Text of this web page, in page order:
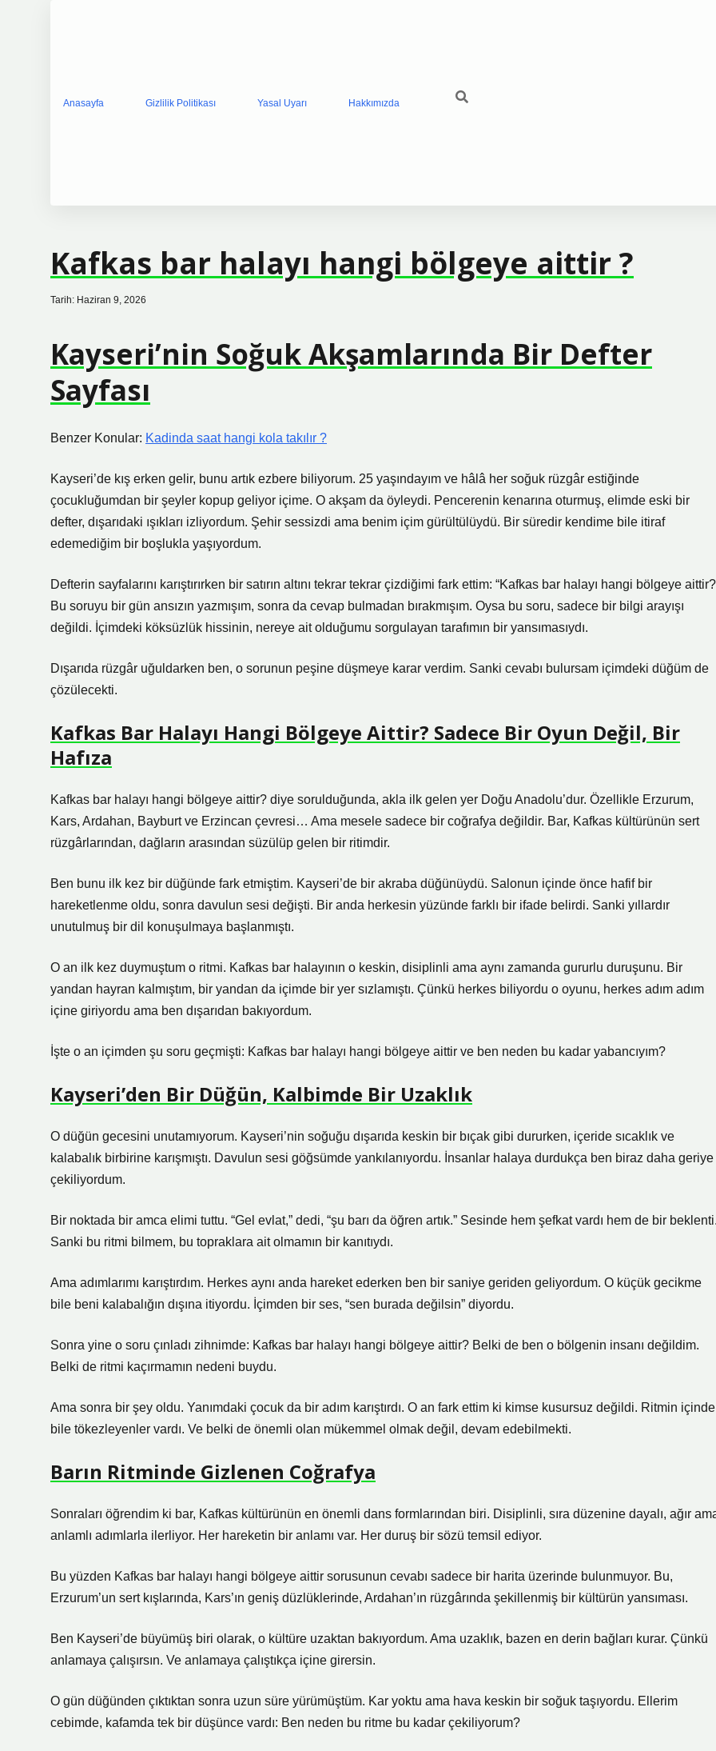
Anasayfa Gizlilik Politikası Yasal Uyarı Hakkımızda
Kafkas bar halayı hangi bölgeye aittir ?
Tarih: Haziran 9, 2026
Kayseri’nin Soğuk Akşamlarında Bir Defter
Sayfası
Benzer Konular: Kadinda saat hangi kola takılır ?
Kayseri’de kış erken gelir, bunu artık ezbere biliyorum. 25 yaşındayım ve hâlâ her soğuk rüzgâr estiğinde
çocukluğumdan bir şeyler kopup geliyor içime. O akşam da öyleydi. Pencerenin kenarına oturmuş, elimde eski bir
defter, dışarıdaki ışıkları izliyordum. Şehir sessizdi ama benim içim gürültülüydü. Bir süredir kendime bile itiraf
edemediğim bir boşlukla yaşıyordum.
Defterin sayfalarını karıştırırken bir satırın altını tekrar tekrar çizdiğimi fark ettim: “Kafkas bar halayı hangi bölgeye
Bu soruyu bir gün ansızın yazmışım, sonra da cevap bulmadan bırakmışım. Oysa bu soru, sadece bir bilgi arayışı
değildi. İçimdeki köksüzlük hissinin, nereye ait olduğumu sorgulayan tarafımın bir yansımasıydı.
Dışarıda rüzgâr uğuldarken ben, o sorunun peşine düşmeye karar verdim. Sanki cevabı bulursam içimdeki düğüm de
çözülecekti.
Kafkas Bar Halayı Hangi Bölgeye Aittir? Sadece Bir Oyun Değil, Bir
Hafıza
Kafkas bar halayı hangi bölgeye aittir? diye sorulduğunda, akla ilk gelen yer Doğu Anadolu’dur. Özellikle Erzurum,
Kars, Ardahan, Bayburt ve Erzincan çevresi… Ama mesele sadece bir coğrafya değildir. Bar, Kafkas kültürünün sert
rüzgârlarından, dağların arasından süzülüp gelen bir ritimdir.
Ben bunu ilk kez bir düğünde fark etmiştim. Kayseri’de bir akraba düğünüydü. Salonun içinde önce hafif bir
hareketlenme oldu, sonra davulun sesi değişti. Bir anda herkesin yüzünde farklı bir ifade belirdi. Sanki yıllardır
unutulmuş bir dil konuşulmaya başlanmıştı.
O an ilk kez duymuştum o ritmi. Kafkas bar halayının o keskin, disiplinli ama aynı zamanda gururlu duruşunu. Bir
yandan hayran kalmıştım, bir yandan da içimde bir yer sızlamıştı. Çünkü herkes biliyordu o oyunu, herkes adım adım
içine giriyordu ama ben dışarıdan bakıyordum.
İşte o an içimden şu soru geçmişti: Kafkas bar halayı hangi bölgeye aittir ve ben neden bu kadar yabancıyım?
Kayseri’den Bir Düğün, Kalbimde Bir Uzaklık
O düğün gecesini unutamıyorum. Kayseri’nin soğuğu dışarıda keskin bir bıçak gibi dururken, içeride sıcaklık ve
kalabalık birbirine karışmıştı. Davulun sesi göğsümde yankılanıyordu. İnsanlar halaya durdukça ben biraz daha geriye
çekiliyordum.
Bir noktada bir amca elimi tuttu. “Gel evlat,” dedi, “şu barı da öğren artık.” Sesinde hem şefkat vardı hem de bir
Sanki bu ritmi bilmem, bu topraklara ait olmamın bir kanıtıydı.
Ama adımlarımı karıştırdım. Herkes aynı anda hareket ederken ben bir saniye geriden geliyordum. O küçük gecikme
bile beni kalabalığın dışına itiyordu. İçimden bir ses, “sen burada değilsin” diyordu.
Sonra yine o soru çınladı zihnimde: Kafkas bar halayı hangi bölgeye aittir? Belki de ben o bölgenin insanı değildim.
Belki de ritmi kaçırmamın nedeni buydu.
Ama sonra bir şey oldu. Yanımdaki çocuk da bir adım karıştırdı. O an fark ettim ki kimse kusursuz değildi. Ritmin içinde
bile tökezleyenler vardı. Ve belki de önemli olan mükemmel olmak değil, devam edebilmekti.
Barın Ritminde Gizlenen Coğrafya
Sonraları öğrendim ki bar, Kafkas kültürünün en önemli dans formlarından biri. Disiplinli, sıra düzenine dayalı, ağır
anlamlı adımlarla ilerliyor. Her hareketin bir anlamı var. Her duruş bir sözü temsil ediyor.
Bu yüzden Kafkas bar halayı hangi bölgeye aittir sorusunun cevabı sadece bir harita üzerinde bulunmuyor. Bu,
Erzurum’un sert kışlarında, Kars’ın geniş düzlüklerinde, Ardahan’ın rüzgârında şekillenmiş bir kültürün yansıması.
Ben Kayseri’de büyümüş biri olarak, o kültüre uzaktan bakıyordum. Ama uzaklık, bazen en derin bağları kurar. Çünkü
anlamaya çalışırsın. Ve anlamaya çalıştıkça içine girersin.
O gün düğünden çıktıktan sonra uzun süre yürümüştüm. Kar yoktu ama hava keskin bir soğuk taşıyordu. Ellerim
cebimde, kafamda tek bir düşünce vardı: Ben neden bu ritme bu kadar çekiliyorum?